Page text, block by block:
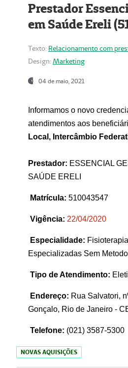
Prestador
em Saúde Ereli
Texto: Relacionamento com
Design: Marketing
04 de maio, 2021
Informamos o novo
atendimentos aos
Local, Intercâmbio
Prestador: ESSENCIAL
SAÚDE ERELI
Matrícula: 510043547
Vigência: 22/04/2020
Especialidade:
Especializadas Sem
Tipo de Atendimento:
Endereço: Rua Salvatori,
Gonçalo, Rio de Janeiro -
Telefone: (021) 3587-5300
NOVAS AQUISIÇÕES